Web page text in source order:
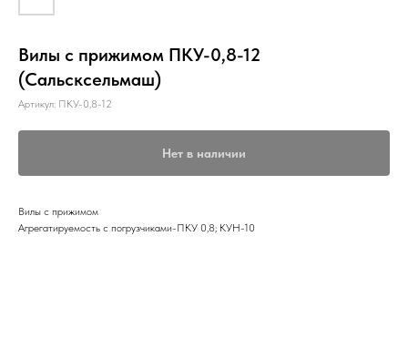
Вилы с прижимом ПКУ-0,8-12
(Сальсксельмаш)
Артикул: ПКУ-0,8-12
Нет в наличии
Вилы с прижимом
Агрегатируемость с погрузчиками-ПКУ 0,8; КУН-10